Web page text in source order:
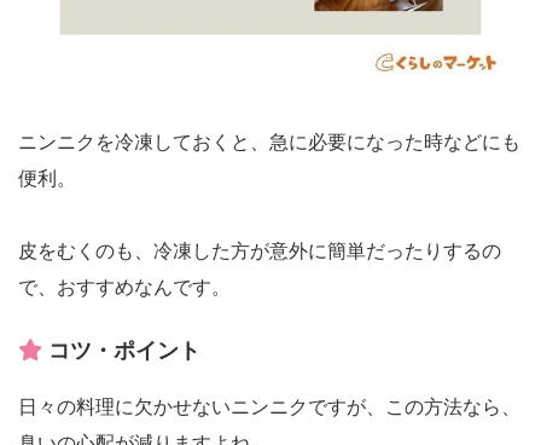
ニンニクを冷凍しておくと、急に必要になった時などにも
便利。
皮をむくのも、冷凍した方が意外に簡単だったりするの
で、おすすめなんです。
コツ・ポイント
日々の料理に欠かせないニンニクですが、この方法なら、